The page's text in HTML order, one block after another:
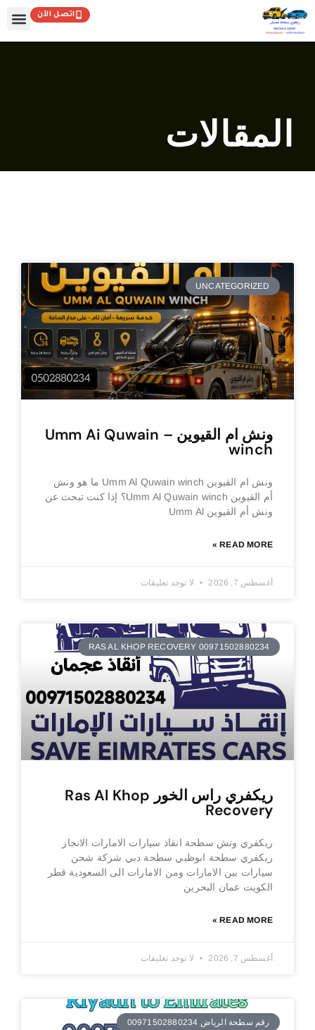
إلى
المحتوى
اتصل الآن
المقالات
UNCATEGORIZED
ونش ام القيوين – Umm Ai Quwain
winch
ونش ام القيوين Umm Al Quwain winch ما هو ونش
أم القيوين Umm Al Quwain winch؟ إذا كنت تبحث عن
ونش أم القيوين Umm Al
READ MORE »
أغسطس 7, 2026 لا توجد تعليقات
RAS AL KHOP RECOVERY 00971502880234
ريكفري راس الخور Ras Al Khop
Recovery
ريكفري ونش سطحة انقاذ سيارات الامارات الانجاز
ريكفري سطحة ابوظبي سطحة دبي شركة شحن
سيارات بين الامارات ومن الامارات الى السعودية قطر
الكويت عمان البحرين
READ MORE »
أغسطس 7, 2026 لا توجد تعليقات
رقم سطحة الرياض 00971502880234